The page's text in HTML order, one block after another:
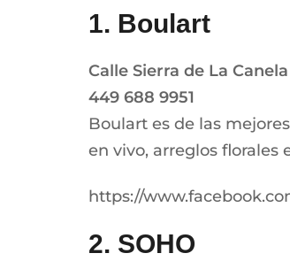
1. Boulart
Calle Sierra de La Can
449 688 9951
Boulart es de las
en vivo, arreglos florales
https://
2. SOHO